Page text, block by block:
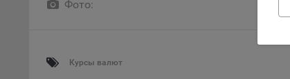
Фото:
Курсы валют